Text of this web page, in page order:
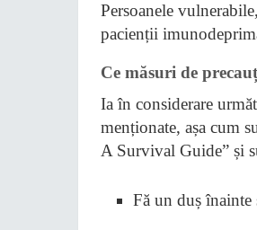
Persoanele
pacienții
Ce măsuri de
Ia în considerare
menționate, așa cum
A Survival Guide” și
Fă un duș